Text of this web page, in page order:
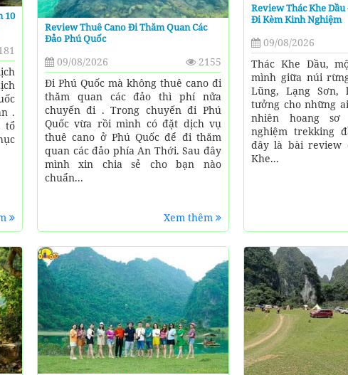
10
.
tổ
Review Thuê Cano Đi Thăm Quan Các
Đảo Phú Quốc
09/08/2026
2155
Đi Phú Quốc mà không thuê cano đi
thăm quan các đảo thì phí nửa
chuyến đi . Trong chuyến đi Phú
Quốc vừa rồi mình có đặt dịch vụ
thuê cano ở Phú Quốc để đi thăm
quan các đảo phía An Thới. Sau đây
mình xin chia sẻ cho bạn nào
chuẩn...
Xem thêm
Review Thác Khe
Đi Kèm Kinh Nghiệm
09/08/2026
Thác Khe Dầu,
mình giữa núi
Lũng, Lạng
tưởng cho những
nhiên hoang
nghiệm trekking
đây là bài review
Khe...